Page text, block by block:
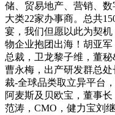
储、贸易地产、营销、
大类22家办事商。总共
宴，我们但愿以此为契
物企业抱团出海！胡亚
总裁，卫龙黎子维，董
曹永梅，出产研发群总
裁-全球品类取立异平台
阿麦斯及贝欧宝，董事
范涛，CMO，健力宝刘